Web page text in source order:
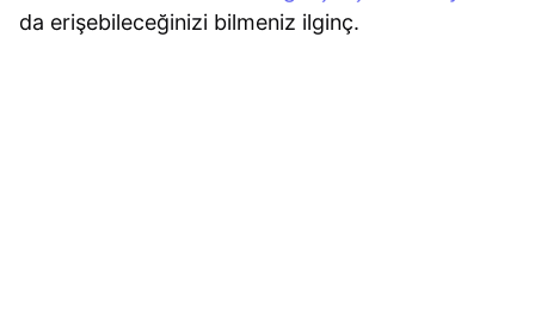
da erişebileceğinizi bilmeniz ilginç.